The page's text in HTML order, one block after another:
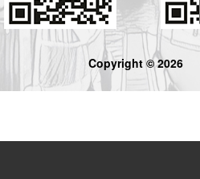
Copyright © 2026